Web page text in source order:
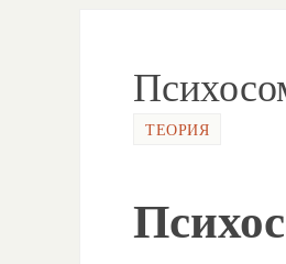
ТЕОРИЯ